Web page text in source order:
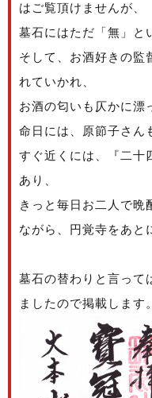
はご覧頂けませんが、
墓石にはただ「無」と
そして、お酒好きの監
れていかれ、
お酒の匂いも仄かに漂
命日には、原節子さん
すぐ近くには、『二十
あり、
きっと毎日お二人で晩
ながら、円覚寺をあと
墓石の替わりと言って
ましたので掲載します。